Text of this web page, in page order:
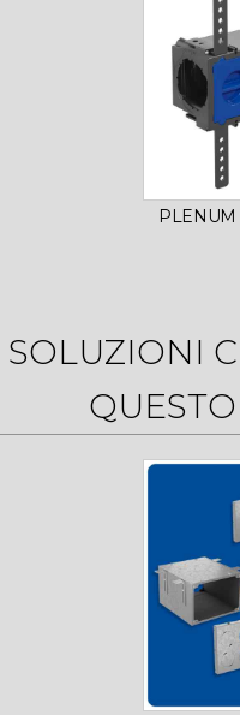
PLENUM
SOLUZIONI